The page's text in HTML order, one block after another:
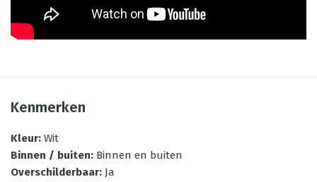
Kenmerken
Kleur: Wit
Binnen / buiten: Binnen en buiten
Overschilderbaar: Ja